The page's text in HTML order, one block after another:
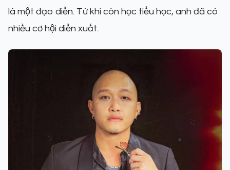
là một đạo diễn. Từ khi còn học tiểu học, anh đã có
nhiều cơ hội diễn xuất.